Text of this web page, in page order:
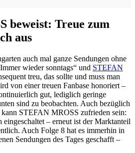
beweist: Treue zum
aus
auch mal ganze Sendungen ohne
wieder sonntags“ und STEFAN
treu, das sollte und muss man
von einer treuen Fanbase honoriert –
gut, lediglich geringe
sind zu beobachten. Auch bezüglich
kann STEFAN MROSS zufrieden sein:
– erneut ist der Marktanteil
Auch Folge 8 hat es immerhin in
Sendungen des Tages geschafft –